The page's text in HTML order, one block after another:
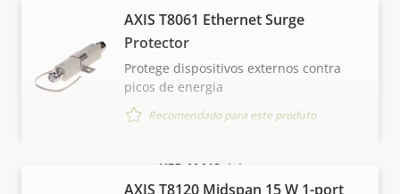
propriedade
Segurança
Descrição
Valor da
propriedade
OS assinado
Inicialização segura
VER MAIS
AXIS T8061 Ethernet Surge
Protector
Protege dispositivos externos contra
picos de energia
Recomendado para este produto
AXIS T8120 Midspan 15 W 1-port